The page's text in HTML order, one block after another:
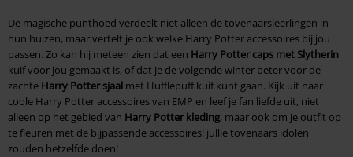
De magische punthoed verdeelt niet alleen de tovenaarsleerlingen in
hun huizen, maar vertelt je ook welke Harry Potter accessoires bij jou
passen. Zo kan hij meteen zien dat een Harry Potter caps met Slytherin
kuif voor jou gemaakt is, of dat je de volgende winter beter voor de
zachte Harry Potter sjaal met Hufflepuff kuif kunt gaan. Kijk uit naar
coole Harry Potter accessoires van EMP en leef je fan liefde uit, niet
alleen op het gebied van Harry Potter kleding, maar ook om je outfit op
te fleuren met de bijpassende accessoires! jullie tovenaars idolen
zouden hetzelfde doen!